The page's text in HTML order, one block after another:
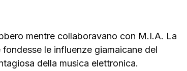
mentre collaboravano con M.I.A. La
le influenze giamaicane del
della musica elettronica.